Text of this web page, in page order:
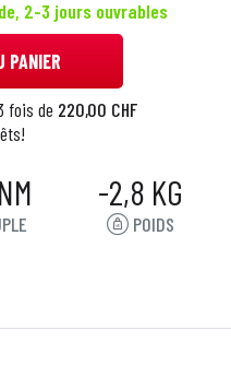
2-3 jours ouvrables
PANIER
fois de 220,00 CHF
-2,8 KG
POIDS